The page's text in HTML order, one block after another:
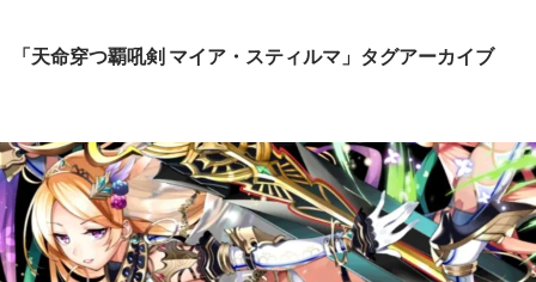
ン
キ
ッ
プ
「天命穿つ覇吼剣 マイア・スティルマ」タグアーカイブ